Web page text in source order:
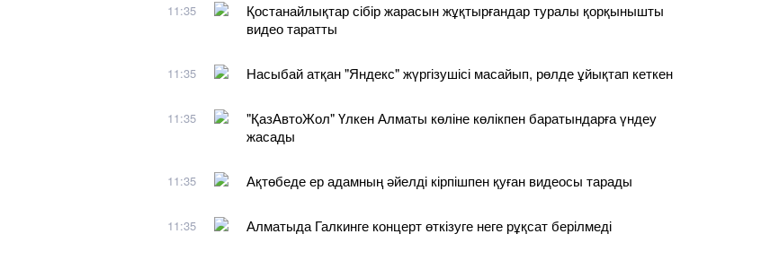
11:35
Қостанайлықтар сібір жарасын жұқтырғандар туралы қорқынышты
видео таратты
11:35 Насыбай атқан "Яндекс" жүргізушісі масайып, рөлде ұйықтап кеткен
11:35
"ҚазАвтоЖол" Үлкен Алматы көліне көлікпен баратындарға үндеу
жасады
11:35 Ақтөбеде ер адамның әйелді кірпішпен қуған видеосы тарады
11:35 Алматыда Галкинге концерт өткізуге неге рұқсат берілмеді